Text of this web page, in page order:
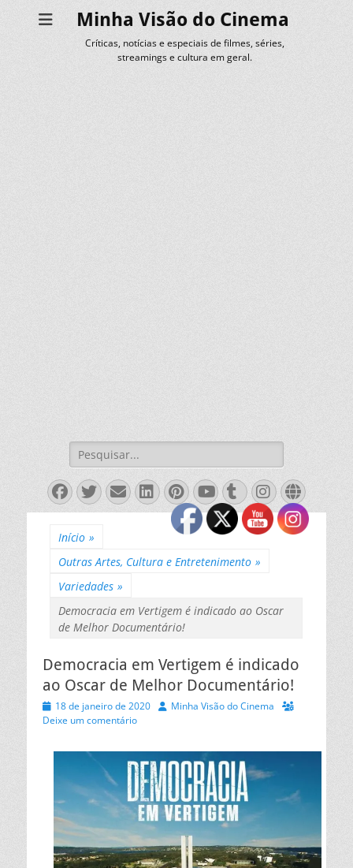
Minha Visão do Cinema
Críticas, notícias e especiais de filmes, séries,
streamings e cultura em geral.
Pesquisar
por:
Facebook
Twitter
EmailLinkedIn
Pinterest
YouTube
Tumblr
Início »
Outras Artes, Cultura e Entretenimento »
Variedades »
Democracia em Vertigem é indicado ao Oscar
de Melhor Documentário!
Democracia em Vertigem é indicado
ao Oscar de Melhor Documentário!
Posted
on
18 de janeiro de 2020 AutorMinha Visão do Cinema
Deixe um comentário